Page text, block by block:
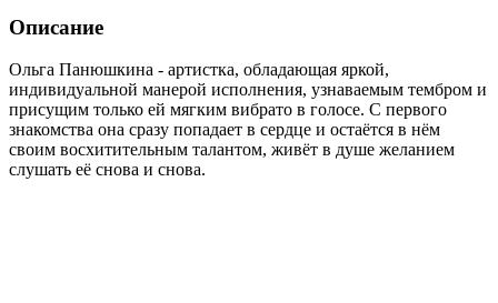
Описание
Ольга Панюшкина - артистка, обладающая яркой,
индивидуальной манерой исполнения, узнаваемым тембром и
присущим только ей мягким вибрато в голосе. С первого
знакомства она сразу попадает в сердце и остаётся в нём
своим восхитительным талантом, живёт в душе желанием
слушать её снова и снова.